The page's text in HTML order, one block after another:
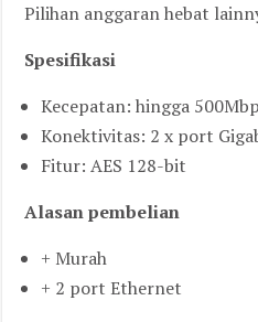
Pilihan anggaran hebat
Spesifikasi
Kecepatan: hingga
Konektivitas: 2 x port
Fitur: AES 128-bit
Alasan pembelian
+ Murah
+ 2 port Ethernet